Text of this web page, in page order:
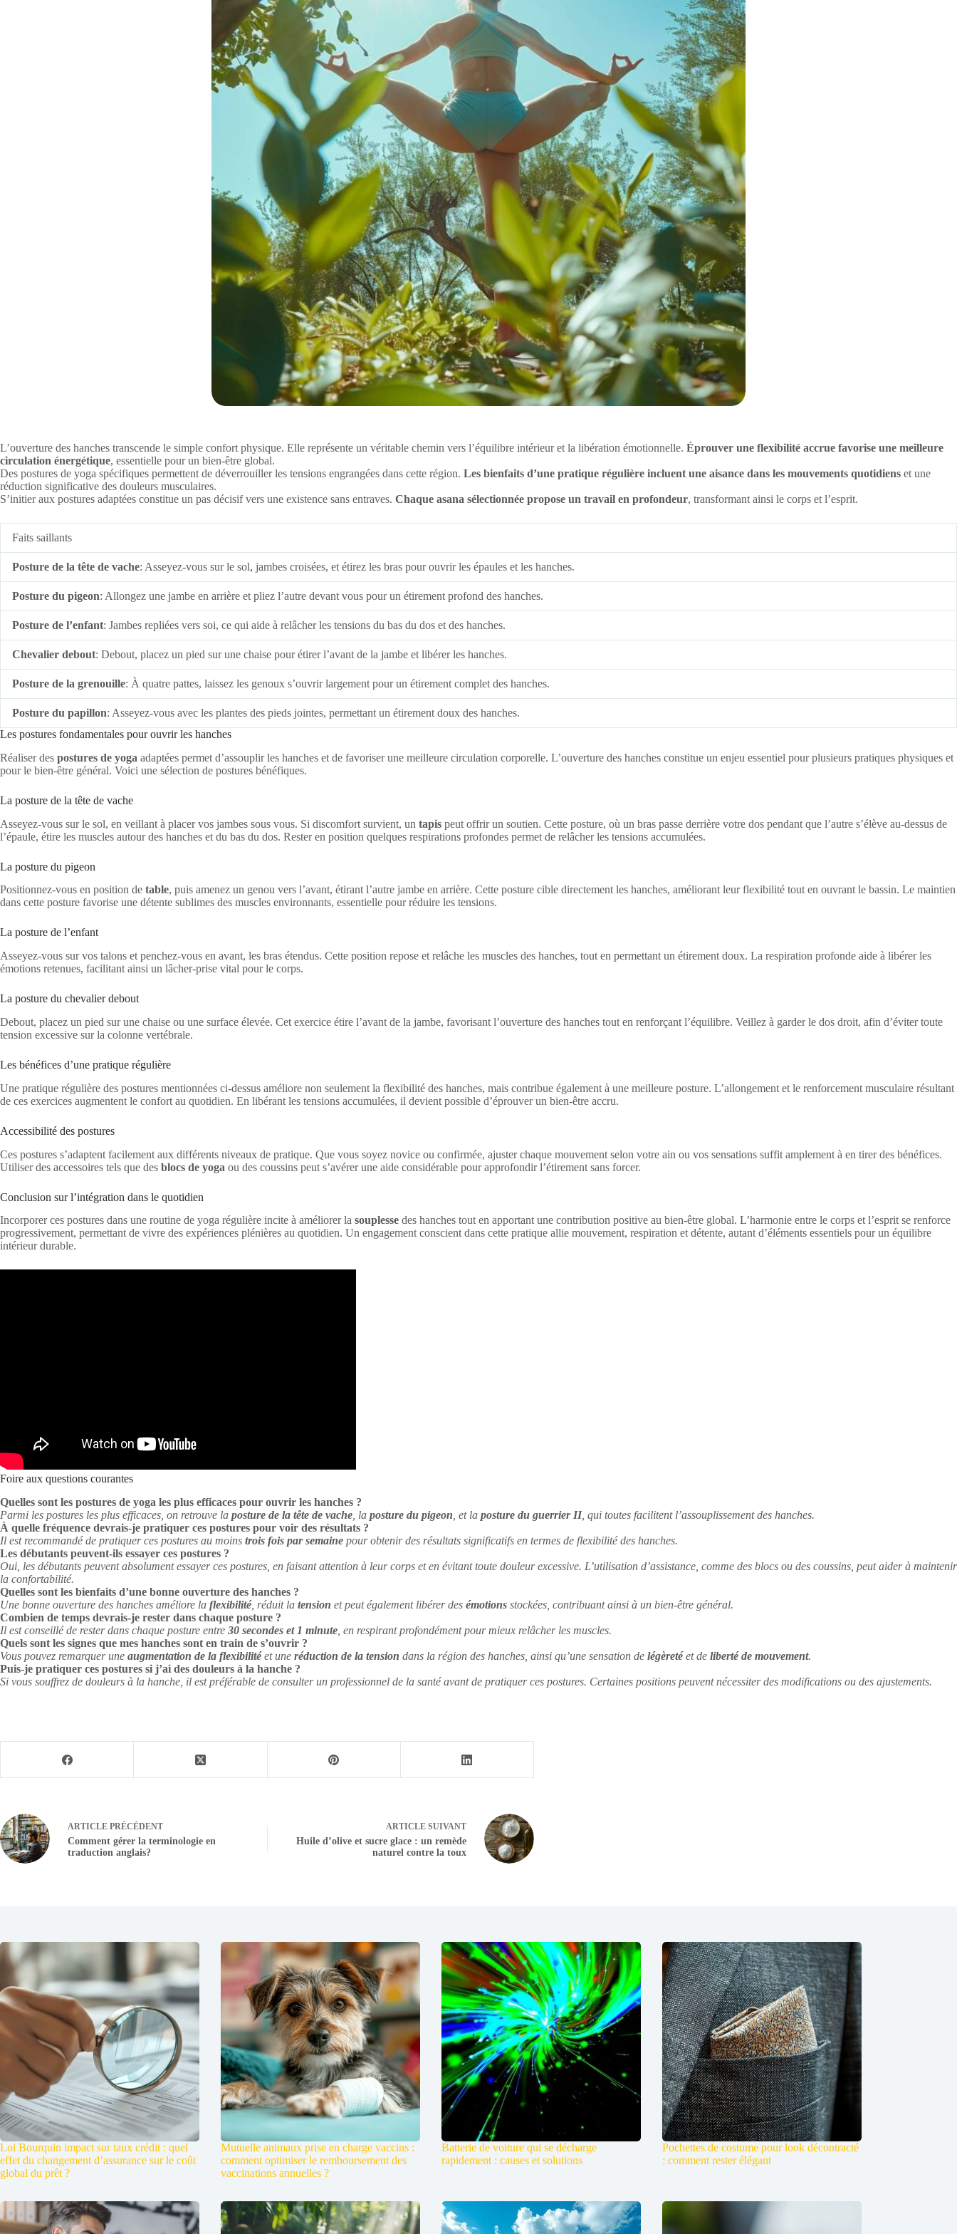
L’ouverture des hanches transcende le simple confort physique. Elle représente un véritable chemin vers l’équilibre intérieur et la libération émotionnelle. Éprouver une flexibilité accrue favorise une meilleure
circulation énergétique, essentielle pour un bien-être global.
Des postures de yoga spécifiques permettent de déverrouiller les tensions engrangées dans cette région. Les bienfaits d’une pratique régulière incluent une aisance dans les mouvements quotidiens et une
réduction significative des douleurs musculaires.
S’initier aux postures adaptées constitue un pas décisif vers une existence sans entraves. Chaque asana sélectionnée propose un travail en profondeur, transformant ainsi le corps et l’esprit.
Faits saillants
Posture de la tête de vache: Asseyez-vous sur le sol, jambes croisées, et étirez les bras pour ouvrir les épaules et les hanches.
Posture du pigeon: Allongez une jambe en arrière et pliez l’autre devant vous pour un étirement profond des hanches.
Posture de l’enfant: Jambes repliées vers soi, ce qui aide à relâcher les tensions du bas du dos et des hanches.
Chevalier debout: Debout, placez un pied sur une chaise pour étirer l’avant de la jambe et libérer les hanches.
Posture de la grenouille: À quatre pattes, laissez les genoux s’ouvrir largement pour un étirement complet des hanches.
Posture du papillon: Asseyez-vous avec les plantes des pieds jointes, permettant un étirement doux des hanches.
Les postures fondamentales pour ouvrir les hanches
Réaliser des postures de yoga adaptées permet d’assouplir les hanches et de favoriser une meilleure circulation corporelle. L’ouverture des hanches constitue un enjeu essentiel pour plusieurs pratiques physiques et
pour le bien-être général. Voici une sélection de postures bénéfiques.
La posture de la tête de vache
Asseyez-vous sur le sol, en veillant à placer vos jambes sous vous. Si discomfort survient, un tapis peut offrir un soutien. Cette posture, où un bras passe derrière votre dos pendant que l’autre s’élève au-dessus de
l’épaule, étire les muscles autour des hanches et du bas du dos. Rester en position quelques respirations profondes permet de relâcher les tensions accumulées.
La posture du pigeon
Positionnez-vous en position de table, puis amenez un genou vers l’avant, étirant l’autre jambe en arrière. Cette posture cible directement les hanches, améliorant leur flexibilité tout en ouvrant le bassin. Le maintien
dans cette posture favorise une détente sublimes des muscles environnants, essentielle pour réduire les tensions.
La posture de l’enfant
Asseyez-vous sur vos talons et penchez-vous en avant, les bras étendus. Cette position repose et relâche les muscles des hanches, tout en permettant un étirement doux. La respiration profonde aide à libérer les
émotions retenues, facilitant ainsi un lâcher-prise vital pour le corps.
La posture du chevalier debout
Debout, placez un pied sur une chaise ou une surface élevée. Cet exercice étire l’avant de la jambe, favorisant l’ouverture des hanches tout en renforçant l’équilibre. Veillez à garder le dos droit, afin d’éviter toute
tension excessive sur la colonne vertébrale.
Les bénéfices d’une pratique régulière
Une pratique régulière des postures mentionnées ci-dessus améliore non seulement la flexibilité des hanches, mais contribue également à une meilleure posture. L’allongement et le renforcement musculaire résultant
de ces exercices augmentent le confort au quotidien. En libérant les tensions accumulées, il devient possible d’éprouver un bien-être accru.
Accessibilité des postures
Ces postures s’adaptent facilement aux différents niveaux de pratique. Que vous soyez novice ou confirmée, ajuster chaque mouvement selon votre ain ou vos sensations suffit amplement à en tirer des bénéfices.
Utiliser des accessoires tels que des blocs de yoga ou des coussins peut s’avérer une aide considérable pour approfondir l’étirement sans forcer.
Conclusion sur l’intégration dans le quotidien
Incorporer ces postures dans une routine de yoga régulière incite à améliorer la souplesse des hanches tout en apportant une contribution positive au bien-être global. L’harmonie entre le corps et l’esprit se renforce
progressivement, permettant de vivre des expériences plénières au quotidien. Un engagement conscient dans cette pratique allie mouvement, respiration et détente, autant d’éléments essentiels pour un équilibre
intérieur durable.
Foire aux questions courantes
Quelles sont les postures de yoga les plus efficaces pour ouvrir les hanches ?
Parmi les postures les plus efficaces, on retrouve la posture de la tête de vache , la posture du pigeon , et la posture du guerrier II, qui toutes facilitent l’assouplissement des hanches.
À quelle fréquence devrais-je pratiquer ces postures pour voir des résultats ?
Il est recommandé de pratiquer ces postures au moins trois fois par semaine pour obtenir des résultats significatifs en termes de flexibilité des hanches.
Les débutants peuvent-ils essayer ces postures ?
Oui, les débutants peuvent absolument essayer ces postures, en faisant attention à leur corps et en évitant toute douleur excessive. L’utilisation d’assistance, comme des blocs ou des coussins, peut aider à maintenir
la confortabilité.
Quelles sont les bienfaits d’une bonne ouverture des hanches ?
Une bonne ouverture des hanches améliore la flexibilité, réduit la tension et peut également libérer des émotions stockées, contribuant ainsi à un bien-être général.
Combien de temps devrais-je rester dans chaque posture ?
Il est conseillé de rester dans chaque posture entre 30 secondes et 1 minute , en respirant profondément pour mieux relâcher les muscles.
Quels sont les signes que mes hanches sont en train de s’ouvrir ?
Vous pouvez remarquer une augmentation de la flexibilitéet une réduction de la tension dans la région des hanches, ainsi qu’une sensation de légèretéet de liberté de mouvement.
Puis-je pratiquer ces postures si j’ai des douleurs à la hanche ?
Si vous souffrez de douleurs à la hanche, il est préférable de consulter un professionnel de la santé avant de pratiquer ces postures. Certaines positions peuvent nécessiter des modifications ou des ajustements.
ARTICLE PRÉCÉDENT
Comment gérer la terminologie en
traduction anglais?
ARTICLE SUIVANT
Huile d’olive et sucre glace : un remède
naturel contre la toux
Loi Bourquin impact sur taux crédit : quel
effet du changement d’assurance sur le coût
global du prêt ?
Mutuelle animaux prise en charge vaccins :
comment optimiser le remboursement des
vaccinations annuelles ?
Batterie de voiture qui se décharge
rapidement : causes et solutions
Pochettes de costume pour look décontracté
: comment rester élégant